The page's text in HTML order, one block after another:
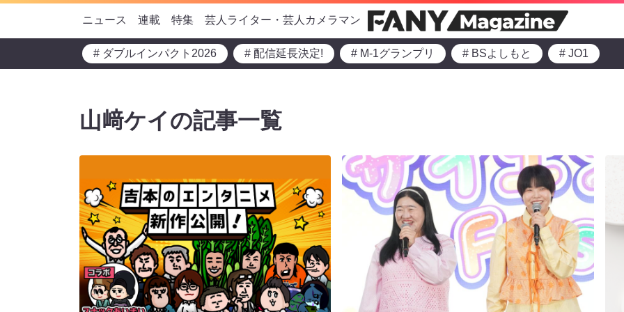
ニュース 連載 特集 芸人ライター・芸人カメラマン
# ダブルインパクト2026 # 配信延長決定! # M-1グランプリ # BSよしもと # JO1
山﨑ケイの記事一覧